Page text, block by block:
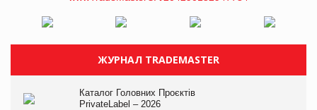
ЖУРНАЛ TRADEMASTER
Каталог Головних Проєктів
PrivateLabel – 2026